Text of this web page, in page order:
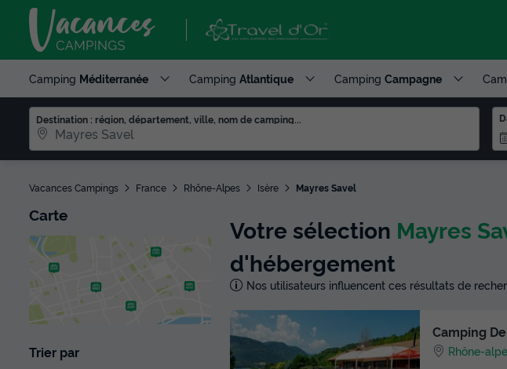
Camping Méditerranée Camping Atlantique Camping Campagne
Destination : région, département, ville, nom de camping...
Vacances Campings France Rhône-Alpes Isère Mayres Savel
Carte
Trier par
Votre sélection Mayres
d'hébergement
Nos utilisateurs influencent ces résultats de
Camping
Rhône-